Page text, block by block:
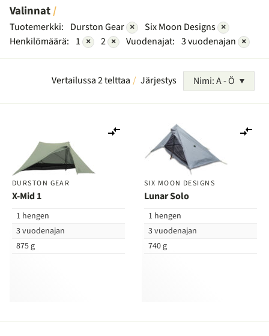
Valinnat
Tuotemerkki: Durston Gear × Six Moon Designs ×
Henkilömäärä: 1 × 2 × Vuodenajat: 3 vuodenajan ×
Vertailussa 2 telttaa Järjestys Nimi: A - Ö
DURSTON GEAR
X-Mid 1
1 hengen
3 vuodenajan
875 g
vertailuun
SIX MOON DESIGNS
Lunar Solo
1 hengen
3 vuodenajan
740 g